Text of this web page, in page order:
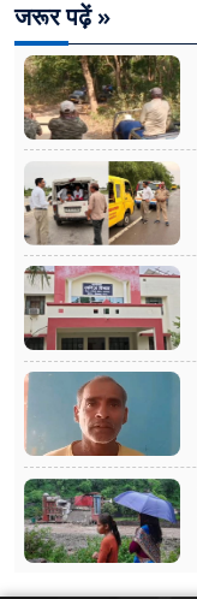
जरूर पढ़ें »